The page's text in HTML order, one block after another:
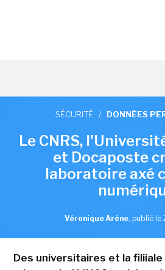
SÉCURITÉ / DONNÉES
Le CNRS,
et Docaposte
laboratoire axé
Véronique Arène, publié le
Des universitaires et la